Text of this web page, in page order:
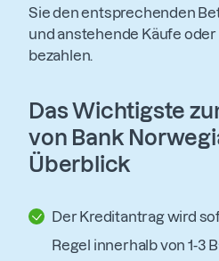
Sie den entsprechenden
und anstehende Käufe
bezahlen.
Das Wichtigste
von Bank
Überblick
Der Kreditantrag wird
Regel innerhalb von 1-3